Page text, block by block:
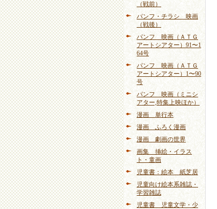
（戦前）
パンフ・チラシ 映画
（戦後）
パンフ 映画（ＡＴＧ
アートシアター）91〜1
64号
パンフ 映画（ＡＴＧ
アートシアター）1〜90
号
パンフ 映画（ミニシ
アター,特集上映ほか）
漫画 単行本
漫画 ふろく漫画
漫画 劇画の世界
画集 挿絵・イラス
ト・童画
児童書：絵本 紙芝居
児童向け絵本系雑誌・
学習雑誌
児童書 児童文学・少